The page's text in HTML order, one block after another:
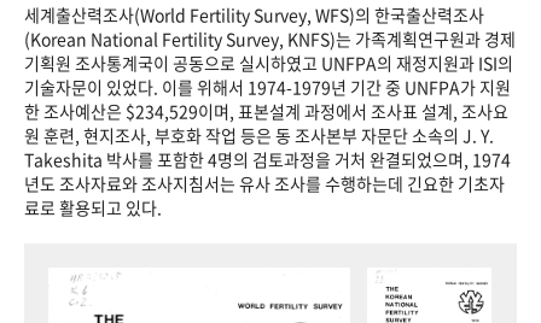
세계출산력조사(World Fertility Survey, WFS)의 한국출산력조사
(Korean National Fertility Survey, KNFS)는 가족계획연구원과 경제
기획원 조사통계국이 공동으로 실시하였고 UNFPA의 재정지원과 ISI의
기술자문이 있었다. 이를 위해서 1974-1979년 기간 중 UNFPA가 지원
한 조사예산은 $234,529이며, 표본설계 과정에서 조사표 설계, 조사요
원 훈련, 현지조사, 부호화 작업 등은 동 조사본부 자문단 소속의 J. Y.
Takeshita 박사를 포함한 4명의 검토과정을 거처 완결되었으며, 1974
년도 조사자료와 조사지침서는 유사 조사를 수행하는데 긴요한 기초자
료로 활용되고 있다.